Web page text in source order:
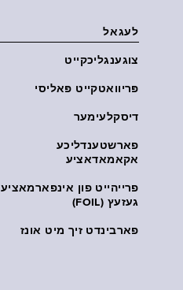
לעגאל
צוגענגליכקייט
פּריוואטקייט פּאליסי
דיסקלעימער
פארשטענדליכע
אקאמאדאציע
פרייהייט פון אינפארמאציע
געזעץ (FOIL)
פארבינדט זיך מיט אונז